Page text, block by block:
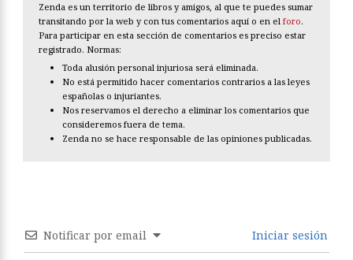
Zenda es un territorio de libros y amigos, al que te puedes sumar
transitando por la web y con tus comentarios aquí o en el foro.
Para participar en esta sección de comentarios es preciso estar
registrado. Normas:
Toda alusión personal injuriosa será eliminada.
No está permitido hacer comentarios contrarios a las leyes
españolas o injuriantes.
Nos reservamos el derecho a eliminar los comentarios que
consideremos fuera de tema.
Zenda no se hace responsable de las opiniones publicadas.
Notificar por email Iniciar sesión